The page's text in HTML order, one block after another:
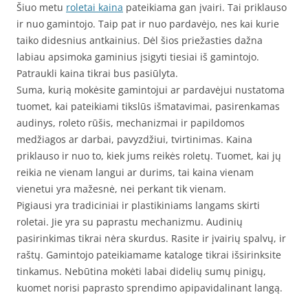
Šiuo metu roletai kaina pateikiama gan įvairi. Tai priklauso
ir nuo gamintojo. Taip pat ir nuo pardavėjo, nes kai kurie
taiko didesnius antkainius. Dėl šios priežasties dažna
labiau apsimoka gaminius įsigyti tiesiai iš gamintojo.
Patraukli kaina tikrai bus pasiūlyta.
Suma, kurią mokėsite gamintojui ar pardavėjui nustatoma
tuomet, kai pateikiami tikslūs išmatavimai, pasirenkamas
audinys, roleto rūšis, mechanizmai ir papildomos
medžiagos ar darbai, pavyzdžiui, tvirtinimas. Kaina
priklauso ir nuo to, kiek jums reikės roletų. Tuomet, kai jų
reikia ne vienam langui ar durims, tai kaina vienam
vienetui yra mažesnė, nei perkant tik vienam.
Pigiausi yra tradiciniai ir plastikiniams langams skirti
roletai. Jie yra su paprastu mechanizmu. Audinių
pasirinkimas tikrai nėra skurdus. Rasite ir įvairių spalvų, ir
raštų. Gamintojo pateikiamame kataloge tikrai išsirinksite
tinkamus. Nebūtina mokėti labai didelių sumų pinigų,
kuomet norisi paprasto sprendimo apipavidalinant langą.